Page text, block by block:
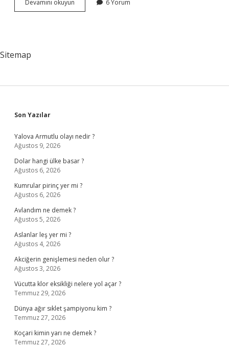
Devamını okuyun Deprem
Çirozu
6 Yorum
Sitemap
Sidebar
Son Yazılar
Yalova Armutlu olayı nedir ?
Ağustos 9, 2026
Dolar hangi ülke basar ?
Ağustos 6, 2026
Kumrular pirinç yer mi ?
Ağustos 6, 2026
Avlandım ne demek ?
Ağustos 5, 2026
Aslanlar leş yer mi ?
Ağustos 4, 2026
Akciğerin genişlemesi neden olur ?
Ağustos 3, 2026
Vücutta klor eksikliği nelere yol açar ?
Temmuz 29, 2026
Dünya ağır sıklet şampiyonu kim ?
Temmuz 27, 2026
Koçari kimin yarı ne demek ?
Temmuz 27, 2026